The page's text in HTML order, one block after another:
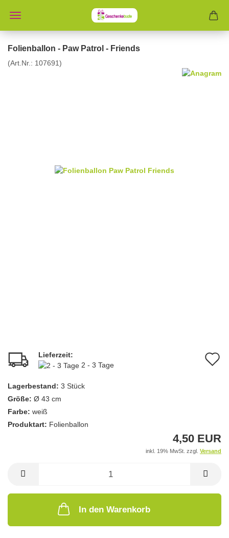
Folienballon - Paw Patrol - Friends
(Art.Nr.: 107691)
Lieferzeit:
2 - 3 Tage
Lagerbestand: 3 Stück
Größe: Ø 43 cm
Farbe: weiß
Produktart: Folienballon
4,50 EUR
inkl. 19% MwSt. zzgl. Versand
In den Warenkorb